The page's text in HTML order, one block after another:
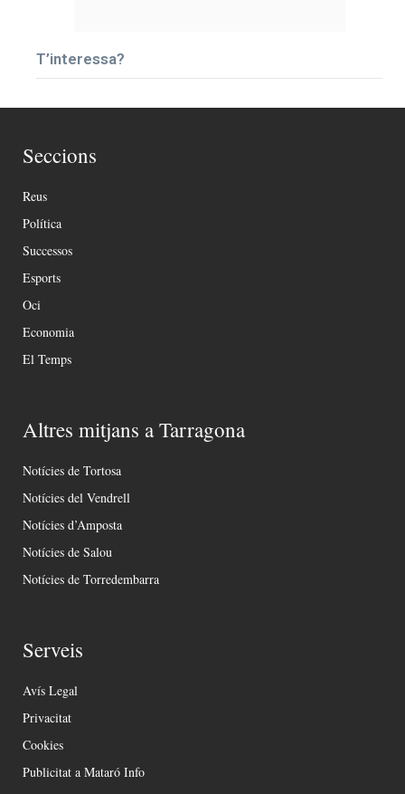
T’interessa?
Seccions
Reus
Política
Successos
Esports
Oci
Economia
El Temps
Altres mitjans a Tarragona
Notícies de Tortosa
Notícies del Vendrell
Notícies d’Amposta
Notícies de Salou
Notícies de Torredembarra
Serveis
Avís Legal
Privacitat
Cookies
Publicitat a Mataró Info